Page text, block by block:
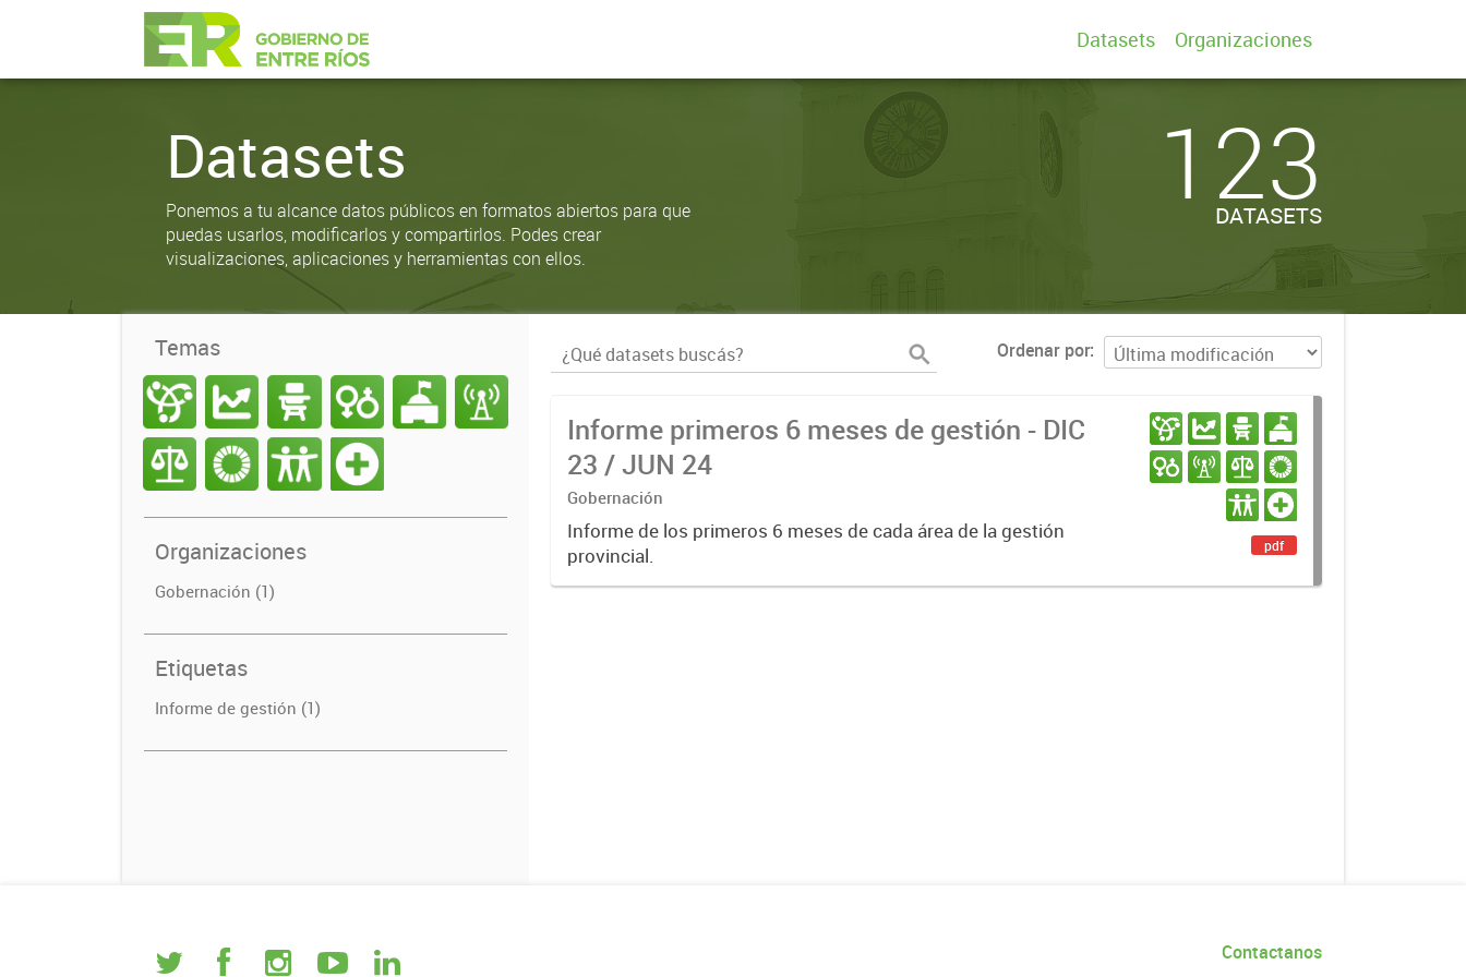
Datasets Organizaciones
Datasets
Ponemos a tu alcance datos públicos en formatos abiertos para que
puedas usarlos, modificarlos y compartirlos. Podes crear
visualizaciones, aplicaciones y herramientas con ellos.
123
DATASETS
Temas
Organizaciones
Gobernación (1)
Etiquetas
Informe de gestión (1)
Ordenar por
Informe primeros 6 meses de gestión - DIC
23 / JUN 24
Gobernación
Informe de los primeros 6 meses de cada área de la gestión
provincial.
pdf
Contactanos